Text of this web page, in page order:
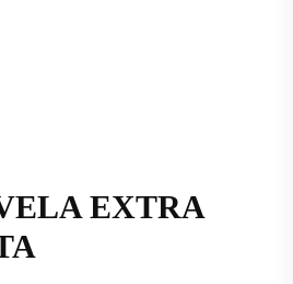
EXTRA